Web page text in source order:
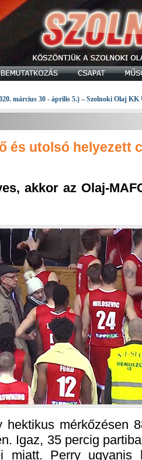
március 30 - április 5.) – Szolnoki Olaj KK
és utolsó helyezett
akkor az Olaj-
hektikus mérkőzésen
Igaz, 35 percig
miatt. Perry ugyanis